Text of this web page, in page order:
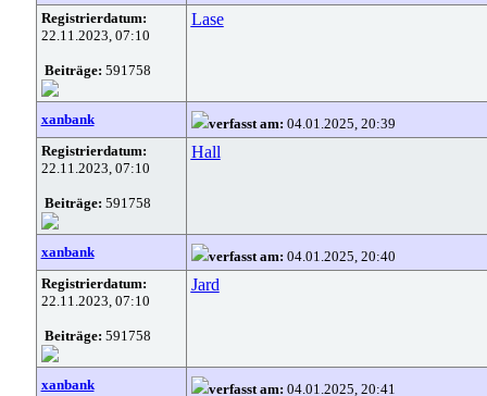
Registrierdatum:
22.11.2023, 07:10
Beiträge: 591758
Lase
xanbank verfasst am: 04.01.2025, 20:39
Registrierdatum:
22.11.2023, 07:10
Beiträge: 591758
Hall
xanbank verfasst am: 04.01.2025, 20:40
Registrierdatum:
22.11.2023, 07:10
Beiträge: 591758
Jard
xanbank verfasst am: 04.01.2025, 20:41